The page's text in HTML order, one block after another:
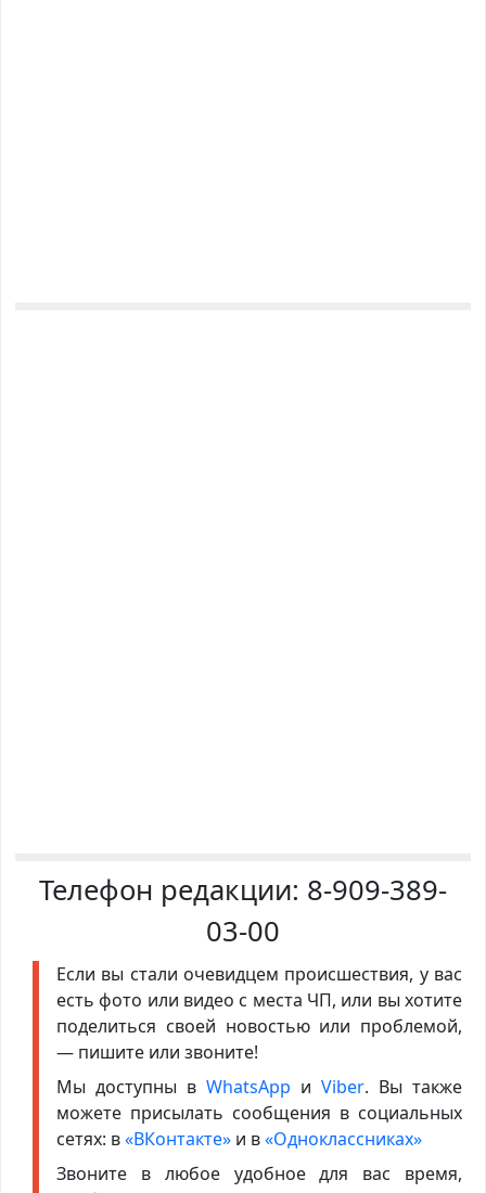
Телефон редакции: 8-909-389-
03-00
Если вы стали очевидцем происшествия, у вас
есть фото или видео с места ЧП, или вы хотите
поделиться своей новостью или проблемой,
— пишите или звоните!
Мы доступны в WhatsApp иViber. Вы также
можете присылать сообщения в социальных
сетях: в«ВКонтакте»и в«Одноклассниках»
Звоните в любое удобное для вас время,